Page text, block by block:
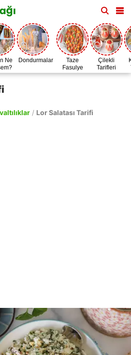
Ne
Dondurmalar
Taze
Fasulye
Zamanı
Çilekli
Tarifleri
/ Lor Salatası Tarifi